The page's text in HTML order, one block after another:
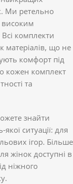
Ми ретельно
високим
комплекти
матеріалів, що не
комфорт під
кожен комплект
та
знайти
ситуації: для
ігор. Більше
жінок доступні в
ніжного